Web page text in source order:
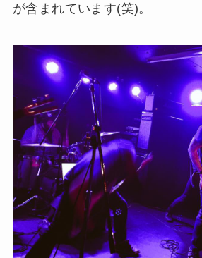
が含まれています(笑)。